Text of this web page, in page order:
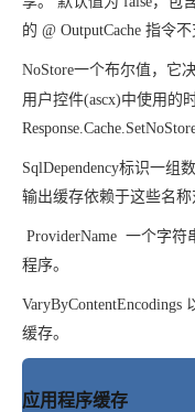
的 @ OutputCache 指令不
NoStore一个布尔值，它
用户控件(ascx)中使用的
SqlDependency标识一组
输出缓存依赖于这些名称
ProviderName 一个字
程序。
缓存。
应用程序缓存